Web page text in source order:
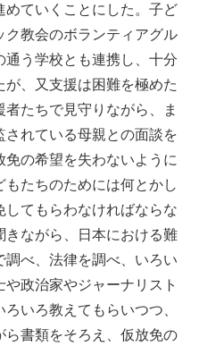
ていくことにした。子ど
ク教会のボランティアグル
う学校とも連携し、十分
、又支援は困難を極めた
たちで見守りながら、ま
れている母親との面談を
の希望を失わないように
たちのためには何とかし
てもらわなければならな
ながら、日本における難
べ、法律を調べ、いろい
政治家やジャーナリスト
いろ教えてもらいつつ、
書類をそろえ、仮放免の